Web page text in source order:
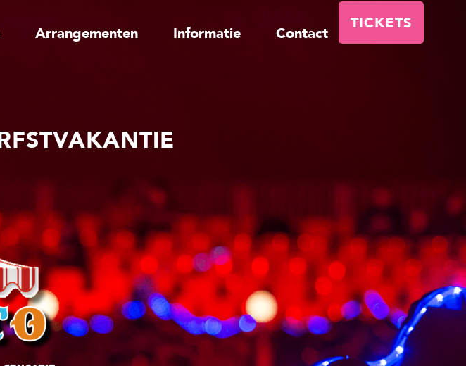
Arrangementen Informatie Contact
TICKETS